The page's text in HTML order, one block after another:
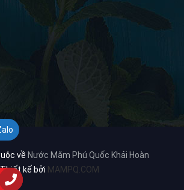
về Nước Mắm Phú Quốc Khải Hoàn
Thiết kế bởi MAMPQ.COM